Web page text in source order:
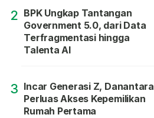
2 BPK Ungkap Tantangan
Government 5.0, dari Data
Terfragmentasi hingga
Talenta AI
3 Incar Generasi Z, Danantara
Perluas Akses Kepemilikan
Rumah Pertama